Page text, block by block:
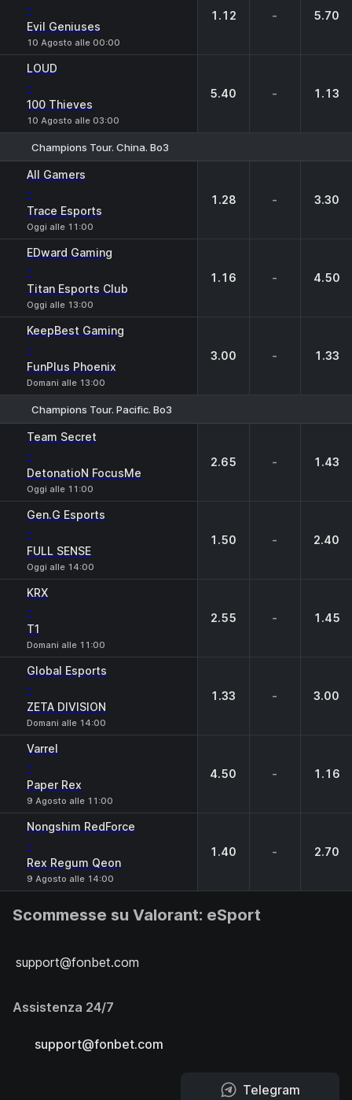
-
Evil Geniuses
10 Agosto alle 00:00
1.12 - 5.70
LOUD
-
100 Thieves
10 Agosto alle 03:00
5.40 - 1.13
Champions Tour. China. Bo3
All Gamers
-
Trace Esports
Oggi alle 11:00
1.28 - 3.30
EDward Gaming
-
Titan Esports Club
Oggi alle 13:00
1.16 - 4.50
KeepBest Gaming
-
FunPlus Phoenix
Domani alle 13:00
3.00 - 1.33
Champions Tour. Pacific. Bo3
Team Secret
-
DetonatioN FocusMe
Oggi alle 11:00
2.65 - 1.43
Gen.G Esports
-
FULL SENSE
Oggi alle 14:00
1.50 - 2.40
KRX
-
T1
Domani alle 11:00
2.55 - 1.45
Global Esports
-
ZETA DIVISION
Domani alle 14:00
1.33 - 3.00
Varrel
-
Paper Rex
9 Agosto alle 11:00
4.50 - 1.16
Nongshim RedForce
-
Rex Regum Qeon
9 Agosto alle 14:00
1.40 - 2.70
Scommesse su Valorant: eSport
support@fonbet.com
Assistenza 24/7
support@fonbet.com
Telegram